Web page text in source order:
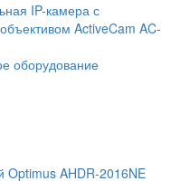
IP-камера с
ActiveCam AC-
оборудование